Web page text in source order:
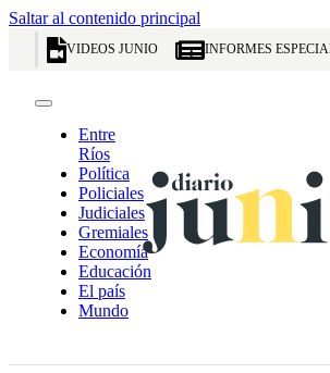
Saltar al contenido principal
VIDEOS JUNIO INFORMES
Entre
Ríos
Política
Policiales
Judiciales
Gremiales
Economía
Educación
El país
Mundo